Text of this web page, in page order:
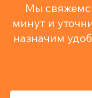
Мы
минут и
назначим